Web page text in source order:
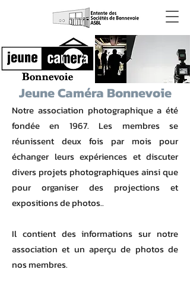
Jeune Caméra Bonnevoie
Notre association photographique a été
fondée en 1967. Les membres se
réunissent deux fois par mois pour
échanger leurs expériences et discuter
divers projets photographiques ainsi que
pour organiser des projections et
expositions de photos..
Il contient des informations sur notre
association et un aperçu de photos de
nos membres.